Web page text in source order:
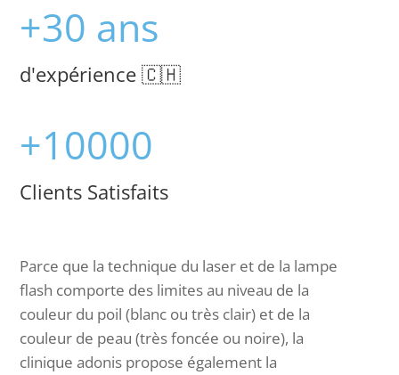
+30 ans
d'expérience 🇨🇭
+10000
Clients Satisfaits
Parce que la technique du laser et de la lampe
flash comporte des limites au niveau de la
couleur du poil (blanc ou très clair) et de la
couleur de peau (très foncée ou noire), la
clinique adonis propose également la